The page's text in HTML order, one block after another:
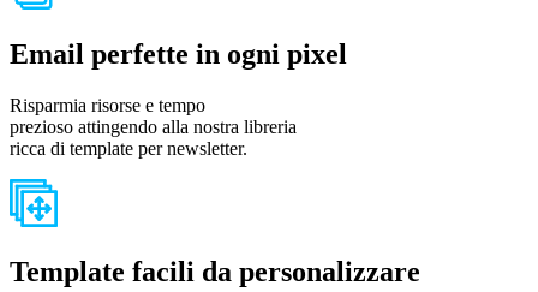
Email perfette in ogni pixel
Risparmia risorse e tempo
prezioso attingendo alla nostra libreria
ricca di template per newsletter.
Template facili da personalizzare